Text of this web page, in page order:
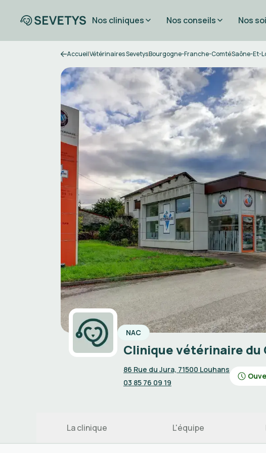
Nos cliniques Nos conseils Nos
AccueilVétérinaires SevetysBourgogne-Franche-ComtéSaône-Et-
NAC
Clinique vétérinaire du
86 Rue du Jura, 71500 Louhans
03 85 76 09 19
La clinique L'équipe